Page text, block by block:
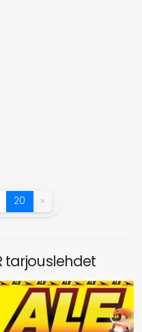
20 »
tarjouslehdet